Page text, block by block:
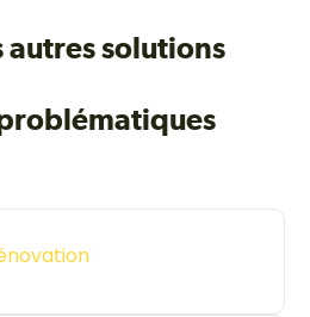
autres solutions